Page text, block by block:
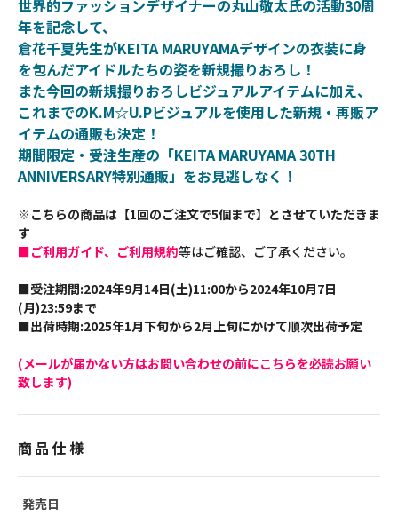
世界的ファッションデザイナーの丸山敬太氏の活動30周
年を記念して、
倉花千夏先生がKEITA MARUYAMAデザインの衣装に身
を包んだアイドルたちの姿を新規撮りおろし！
また今回の新規撮りおろしビジュアルアイテムに加え、
これまでのK.M☆U.Pビジュアルを使用した新規・再販ア
イテムの通販も決定！
期間限定・受注生産の「KEITA MARUYAMA 30TH
ANNIVERSARY特別通販」をお見逃しなく！
※こちらの商品は【1回のご注文で5個まで】とさせていただきま
す
■ご利用ガイド、ご利用規約等はご確認、ご了承ください。
■受注期間:2024年9月14日(土)11:00から2024年10月7日
(月)23:59まで
■出荷時期:2025年1月下旬から2月上旬にかけて順次出荷予定
(メールが届かない方はお問い合わせの前にこちらを必読お願い
致します)
商品仕様
発売日